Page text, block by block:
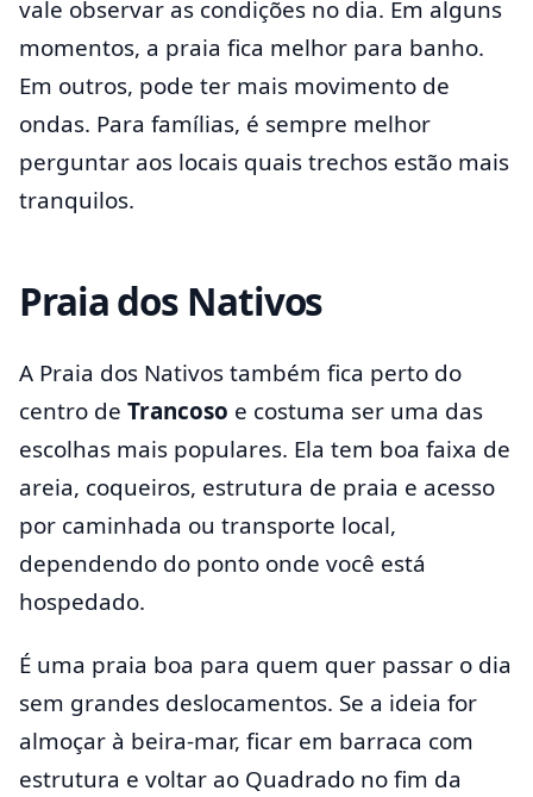
vale observar as condições no dia. Em alguns
momentos, a praia fica melhor para banho.
Em outros, pode ter mais movimento de
ondas. Para famílias, é sempre melhor
perguntar aos locais quais trechos estão mais
tranquilos.
Praia dos Nativos
A Praia dos Nativos também fica perto do
centro de Trancoso e costuma ser uma das
escolhas mais populares. Ela tem boa faixa de
areia, coqueiros, estrutura de praia e acesso
por caminhada ou transporte local,
dependendo do ponto onde você está
hospedado.
É uma praia boa para quem quer passar o dia
sem grandes deslocamentos. Se a ideia for
almoçar à beira-mar, ficar em barraca com
estrutura e voltar ao Quadrado no fim da